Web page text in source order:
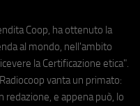
Coop, ha ottenuto la
al mondo, nell'ambito
la Certificazione etica".
vanta un primato:
e appena può, lo